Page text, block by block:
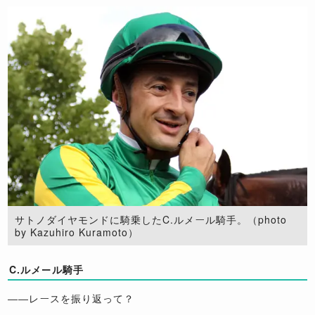
サトノダイヤモンドに騎乗したC.ルメール騎手。（photo
by Kazuhiro Kuramoto）
C.ルメール騎手
――レースを振り返って？